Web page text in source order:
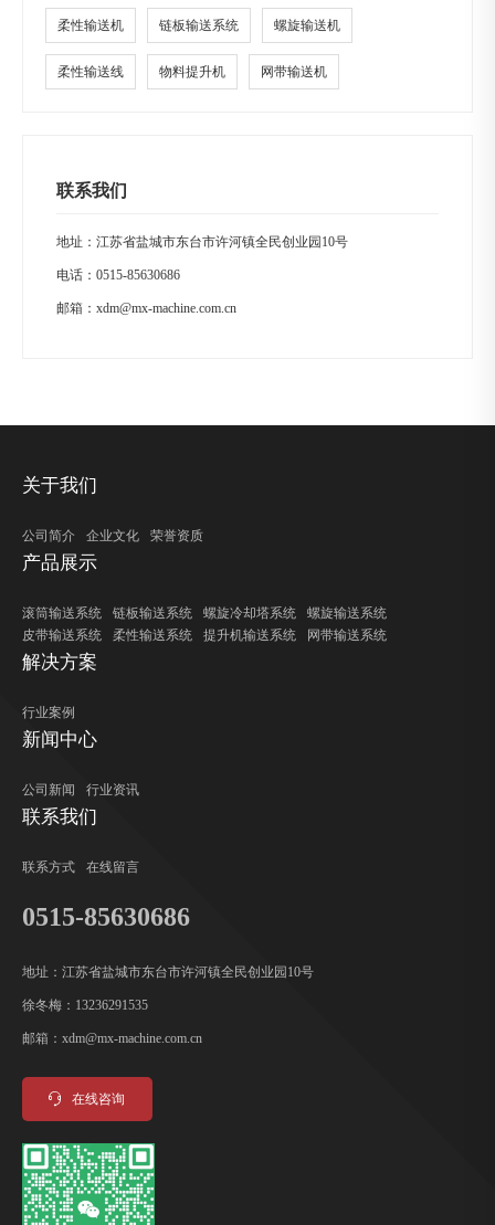
柔性输送机 链板输送系统 螺旋输送机
柔性输送线 物料提升机 网带输送机
联系我们
地址：江苏省盐城市东台市许河镇全民创业园10号
电话： 0515-85630686
邮箱： xdm@mx-machine.com.cn
关于我们
公司简介 企业文化 荣誉资质
产品展示
滚筒输送系统 链板输送系统 螺旋冷却塔系统
螺旋输送系统
皮带输送系统
柔性输送系统 提升机输送系统 网带输送系统
解决方案
行业案例
新闻中心
公司新闻 行业资讯
联系我们
联系方式 在线留言
0515-85630686
地址：江苏省盐城市东台市许河镇全民创业园10号
徐冬梅：13236291535
邮箱：xdm@mx-machine.com.cn
在线咨询